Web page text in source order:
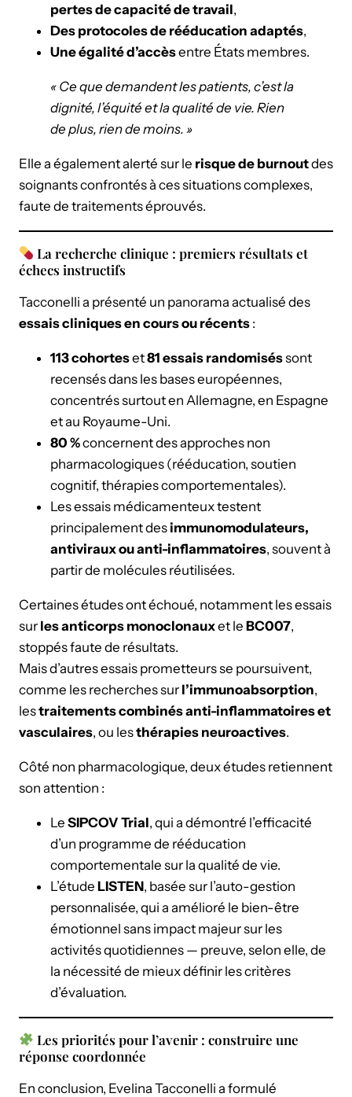
pertes de capacité de travail,
Des protocoles de rééducation adaptés,
Une égalité d’accèsentre États membres.
« Ce que demandent les patients, c’est la
dignité, l’équité et la qualité de vie. Rien
de plus, rien de moins. »
Elle a également alerté sur le risque de burnoutdes
soignants confrontés à ces situations complexes,
faute de traitements éprouvés.
La recherche clinique : premiers résultats et
échecs instructifs
Tacconelli a présenté un panorama actualisé des
essais cliniques en cours ou récents :
113 cohorteset81 essais randomiséssont
recensés dans les bases européennes,
concentrés surtout en Allemagne, en Espagne
et au Royaume-Uni.
80 %concernent des approches non
pharmacologiques (rééducation, soutien
cognitif, thérapies comportementales).
Les essais médicamenteux testent
principalement des immunomodulateurs,
antiviraux ou anti-inflammatoires, souvent à
partir de molécules réutilisées.
Certaines études ont échoué, notamment les essais
sur les anticorps monoclonauxet le BC007,
stoppés faute de résultats.
Mais d’autres essais prometteurs se poursuivent,
comme les recherches sur l’immunoabsorption,
lestraitements combinés anti-inflammatoires et
vasculaires, ou lesthérapies neuroactives.
Côté non pharmacologique, deux études retiennent
son attention :
Le SIPCOV Trial, qui a démontré l’efficacité
d’un programme de rééducation
comportementale sur la qualité de vie.
L’étude LISTEN, basée sur l’auto-gestion
personnalisée, qui a amélioré le bien-être
émotionnel sans impact majeur sur les
activités quotidiennes — preuve, selon elle, de
la nécessité de mieux définir les critères
d’évaluation.
Les priorités pour l’avenir : construire une
réponse coordonnée
En conclusion, Evelina Tacconelli a formulé